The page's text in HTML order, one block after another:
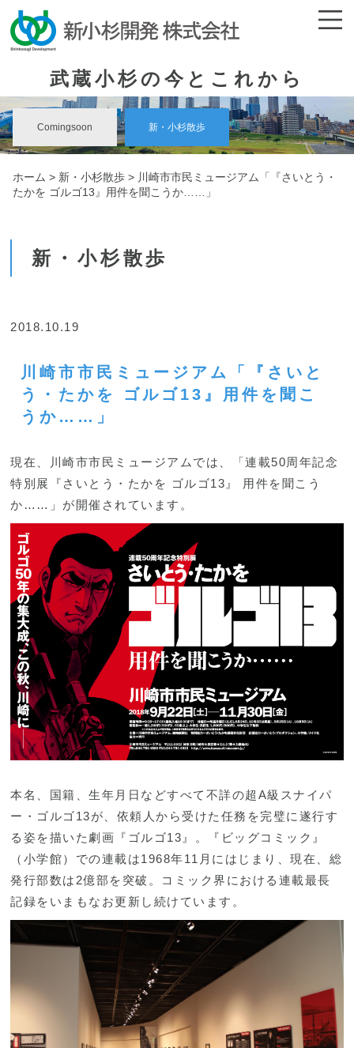
武蔵小杉の今とこれから
Comingsoon 新・小杉散歩
ホーム > 新・小杉散歩> 川崎市市民ミュージアム「『さいとう・
たかを ゴルゴ13』用件を聞こうか……」
新・小杉散歩
2018.10.19
川崎市市民ミュージアム「『さいと
う・たかを ゴルゴ13』用件を聞こ
うか……」
現在、川崎市市民ミュージアムでは、「連載50周年記念
特別展『さいとう・たかを ゴルゴ13』 用件を聞こう
か……」が開催されています。
本名、国籍、生年月日などすべて不詳の超A級スナイパ
ー・ゴルゴ13が、依頼人から受けた任務を完璧に遂行す
る姿を描いた劇画『ゴルゴ13』。『ビッグコミック』
（小学館）での連載は1968年11月にはじまり、現在、総
発行部数は2億部を突破。コミック界における連載最長
記録をいまもなお更新し続けています。